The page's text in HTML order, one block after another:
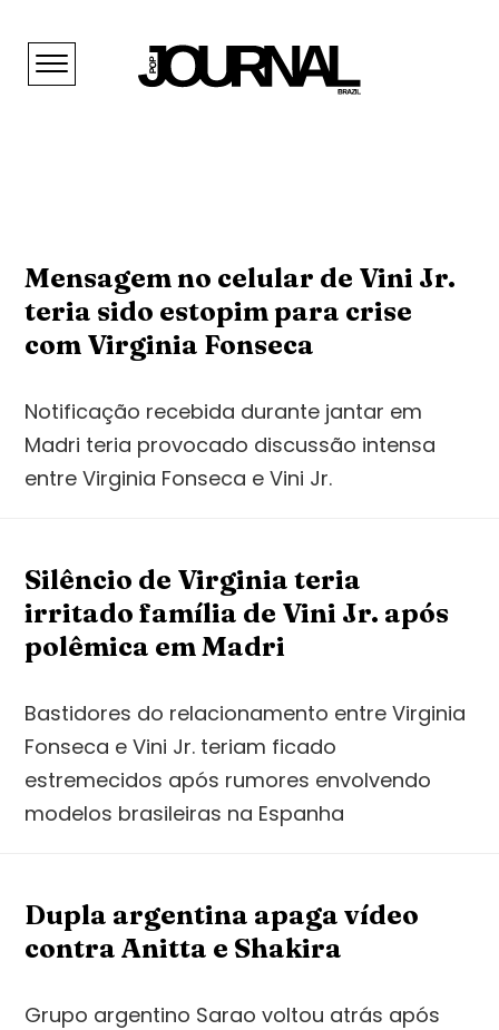
Mensagem no celular de Vini Jr.
teria sido estopim para crise
com Virginia Fonseca
Notificação recebida durante jantar em
Madri teria provocado discussão intensa
entre Virginia Fonseca e Vini Jr.
Silêncio de Virginia teria
irritado família de Vini Jr. após
polêmica em Madri
Bastidores do relacionamento entre Virginia
Fonseca e Vini Jr. teriam ficado
estremecidos após rumores envolvendo
modelos brasileiras na Espanha
Dupla argentina apaga vídeo
contra Anitta e Shakira
Grupo argentino Sarao voltou atrás após